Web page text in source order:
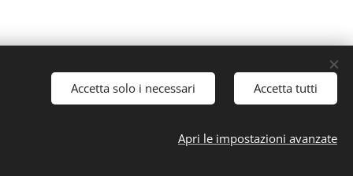
Accetta solo i necessari Accetta tutti
Apri le impostazioni avanzate